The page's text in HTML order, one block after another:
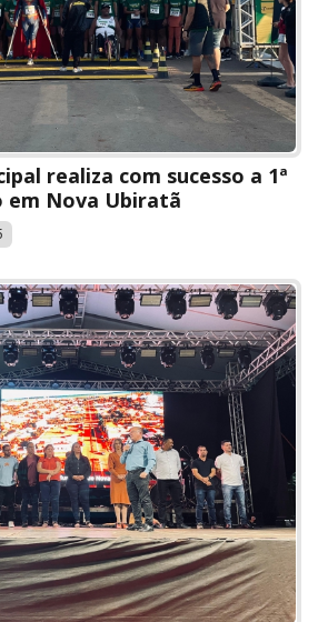
realiza com sucesso a 1ª
em Nova Ubiratã